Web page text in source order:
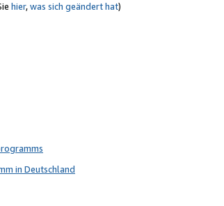
hier,was sich geändert hat)
in Deutschland